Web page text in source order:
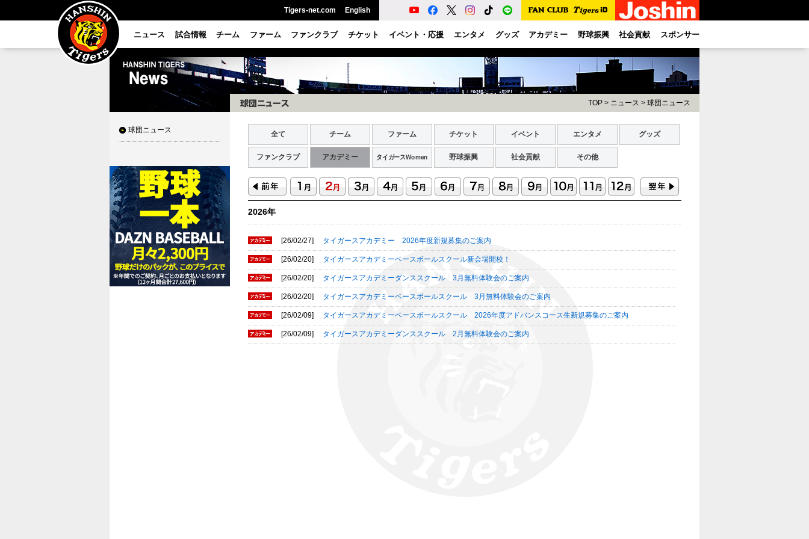
Tigers-net.com English
ニュース 試合情報 チーム ファーム ファンクラブ チケット イベント・応援 エンタメ グッズ アカデミー 野球振興 社会貢献 スポンサー
球団ニュース
TOP > ニュース > 球団ニュース
全て チーム ファーム チケット イベント エンタメ グッズ
ファンクラブ アカデミー タイガースWomen 野球振興 社会貢献 その他
2026年
[26/02/27] タイガースアカデミー 2026年度新規募集のご案内
[26/02/20] タイガースアカデミーベースボールスクール新会場開校！
[26/02/20] タイガースアカデミーダンススクール 3月無料体験会のご案内
[26/02/20] タイガースアカデミーベースボールスクール 3月無料体験会のご案内
[26/02/09] タイガースアカデミーベースボールスクール 2026年度アドバンスコース生新規募集のご案内
[26/02/09] タイガースアカデミーダンススクール 2月無料体験会のご案内